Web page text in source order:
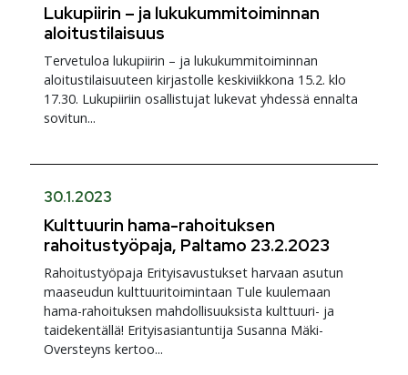
Lukupiirin – ja lukukummitoiminnan
aloitustilaisuus
Tervetuloa lukupiirin – ja lukukummitoiminnan
aloitustilaisuuteen kirjastolle keskiviikkona 15.2. klo
17.30. Lukupiiriin osallistujat lukevat yhdessä ennalta
sovitun...
30.1.2023
Kulttuurin hama-rahoituksen
rahoitustyöpaja, Paltamo 23.2.2023
Rahoitustyöpaja Erityisavustukset harvaan asutun
maaseudun kulttuuritoimintaan Tule kuulemaan
hama-rahoituksen mahdollisuuksista kulttuuri- ja
taidekentällä! Erityisasiantuntija Susanna Mäki-
Oversteyns kertoo...